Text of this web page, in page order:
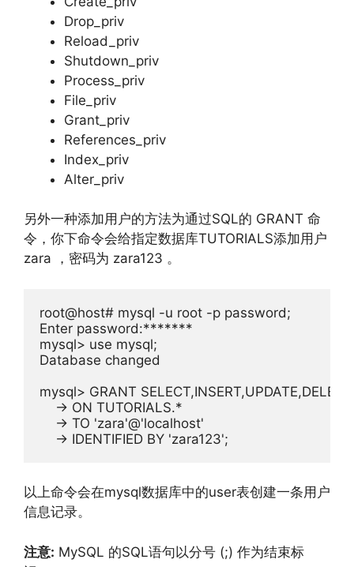
Drop_priv
Reload_priv
Shutdown_priv
Process_priv
File_priv
Grant_priv
References_priv
Index_priv
Alter_priv
另外一种添加用户的方法为通过SQL的 GRANT 命
令，你下命令会给指定数据库TUTORIALS添加用户
zara ，密码为 zara123 。
root@host# mysql -u root -p password;
Enter password:*******
mysql> use mysql;
Database changed
mysql> GRANT SELECT,INSERT,UPDATE,DELETE
-> ON TUTORIALS.*
-> TO 'zara'@'localhost'
-> IDENTIFIED BY 'zara123';
以上命令会在mysql数据库中的user表创建一条用户
信息记录。
注意: MySQL 的SQL语句以分号 (;) 作为结束标